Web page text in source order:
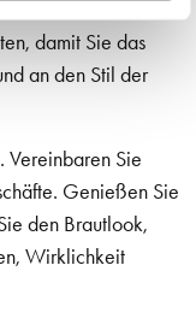
zu finden. Unser
damit Sie das
an den Stil der
Vereinbaren Sie
Genießen Sie
den Brautlook,
Wirklichkeit